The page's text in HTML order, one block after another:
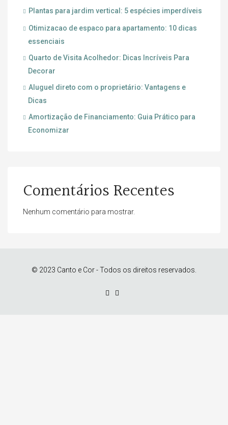
Plantas para jardim vertical: 5 espécies imperdíveis
Otimizacao de espaco para apartamento: 10 dicas
essenciais
Quarto de Visita Acolhedor: Dicas Incríveis Para
Decorar
Aluguel direto com o proprietário: Vantagens e
Dicas
Amortização de Financiamento: Guia Prático para
Economizar
Comentários Recentes
Nenhum comentário para mostrar.
© 2023 Canto e Cor - Todos os direitos reservados.